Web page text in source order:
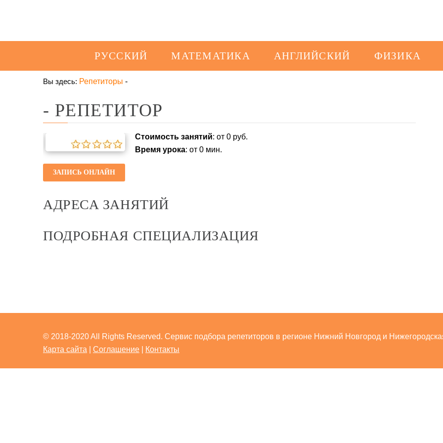
РУССКИЙ МАТЕМАТИКА АНГЛИЙСКИЙ ФИЗИКА
Вы здесь: Репетиторы -
- РЕПЕТИТОР
Стоимость занятий: от 0 руб.
Время урока: от 0 мин.
ЗАПИСЬ ОНЛАЙН
АДРЕСА ЗАНЯТИЙ
ПОДРОБНАЯ СПЕЦИАЛИЗАЦИЯ
© 2018-2020 All Rights Reserved. Сервис подбора репетиторов в регионе Нижний Новгород и
Карта сайта
Соглашение Контакты